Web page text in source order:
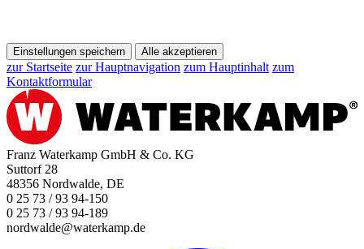
Einstellungen speichern Alle akzeptieren
zur Startseite zur Hauptnavigation zum Hauptinhalt zum
Kontaktformular
Franz Waterkamp GmbH & Co. KG
Suttorf 28
48356 Nordwalde, DE
0 25 73 / 93 94-150
0 25 73 / 93 94-189
nordwalde@waterkamp.de